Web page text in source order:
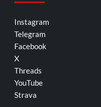
Instagram
Telegram
Facebook
X
Threads
YouTube
Strava